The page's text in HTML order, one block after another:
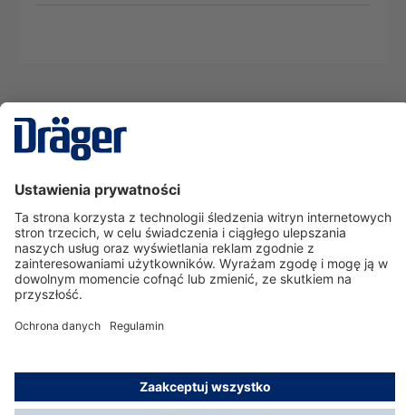
Serwisowa linia hotline
O nas
Korzystanie ze sklepu
© Dräger Polska Sp. z o.o., 2025